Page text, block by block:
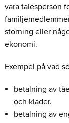
vara talesperson
störning eller
ekonomi.
Exempel på vad
betalning av
och kläder.
betalning av